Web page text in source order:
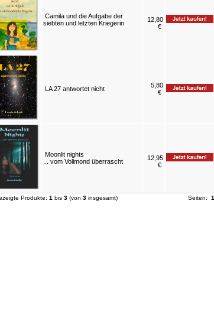
Camila und die Aufgabe der
siebten und letzten Kriegerin
12,80
€
LA 27 antwortet nicht
5,80
€
Moonlit nights
... vom Vollmond überrascht
12,95
€
Produkte: 1 bis 3 (von 3 insgesamt) Seiten: 1